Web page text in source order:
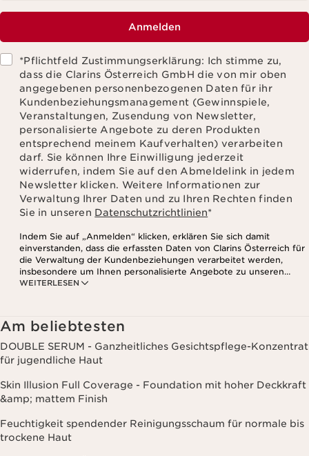
Anmelden
*Pflichtfeld Zustimmungserklärung: Ich stimme zu,
dass die Clarins Österreich GmbH die von mir oben
angegebenen personenbezogenen Daten für ihr
Kundenbeziehungsmanagement (Gewinnspiele,
Veranstaltungen, Zusendung von Newsletter,
personalisierte Angebote zu deren Produkten
entsprechend meinem Kaufverhalten) verarbeiten
darf. Sie können Ihre Einwilligung jederzeit
widerrufen, indem Sie auf den Abmeldelink in jedem
Newsletter klicken. Weitere Informationen zur
Verwaltung Ihrer Daten und zu Ihren Rechten finden
Sie in unseren Datenschutzrichtlinien*
WEITERLESEN
Indem Sie auf „Anmelden“ klicken, erklären Sie sich damit
einverstanden, dass die erfassten Daten von Clarins Österreich für
die Verwaltung der Kundenbeziehungen verarbeitet werden,
insbesondere um Ihnen personalisierte Angebote zu unseren
Produkten und Dienstleistungen entsprechend Ihrem
Websites Dritter, sowie für analytische Zwecke.
Am beliebtesten
DOUBLE SERUM - Ganzheitliches Gesichtspflege-Konzentrat
für jugendliche Haut
Skin Illusion Full Coverage - Foundation mit hoher Deckkraft
&amp; mattem Finish
Feuchtigkeit spendender Reinigungsschaum für normale bis
trockene Haut